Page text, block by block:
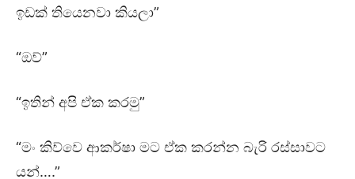
ඉඩක් තියෙනවා කියලා”
“ඔව්”
“ඉතින් අපි ඒක කරමු”
“මං කිව්වෙ ආකර්ෂා මට ඒක කරන්න බැරි රස්සාවට
යන්….”